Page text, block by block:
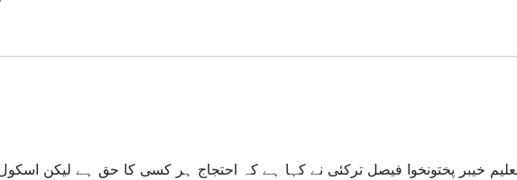
خیبر پختونخوا فیصل ترکئی نے کہا ہے کہ احتجاج ہر کسی کا حق ہے لیکن اسکول